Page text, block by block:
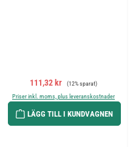
Försäljningspris:
111,32 kr Ordinarie pris:
(12% sparat)
Priser inkl. moms, plus leveranskostnader
LÄGG TILL I KUNDVAGNEN